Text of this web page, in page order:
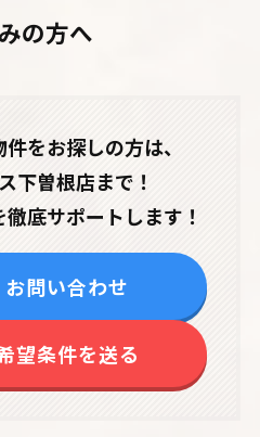
の方へ
をお探しの方は、
下曽根店まで！
底サポートします！
お問い合わせ
望条件を送る